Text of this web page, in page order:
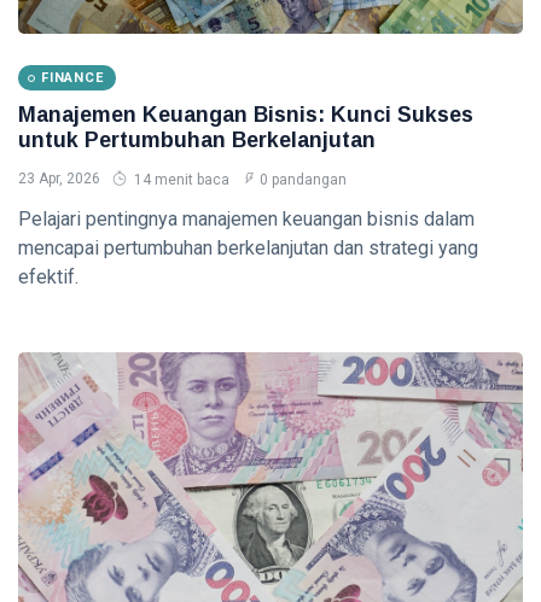
Crypto untuk
Panduan
Lengkap 2026
2026
TAX
Pajak untuk
Freelancer
Panduan
Lengkap
2026
Aug,
2026
pandangan
Akuntansi -
Panduan
Lengkap
2026
08
Aug,
2026
pandangan
FINANCE
Manajemen
Keuangan
Bisnis -
Panduan
Lengkap
08
Aug,
2026
0
pandangan
FINANCE
Manajemen Keuangan Bisnis: Kunci Sukses
untuk Pertumbuhan Berkelanjutan
23 Apr, 2026 14 menit baca 0 pandangan
Pelajari pentingnya manajemen keuangan bisnis dalam
mencapai pertumbuhan berkelanjutan dan strategi yang
efektif.